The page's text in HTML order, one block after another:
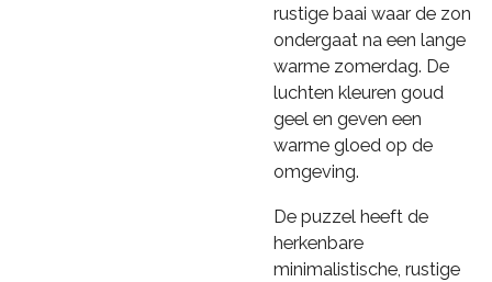
rustige baai waar de zon
ondergaat na een lange
warme zomerdag. De
luchten kleuren goud
geel en geven een
warme gloed op de
omgeving.
De puzzel heeft de
herkenbare
minimalistische, rustige